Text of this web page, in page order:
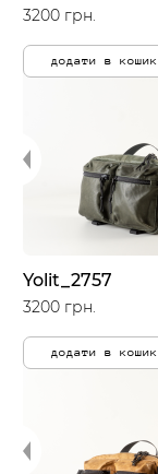
3200 грн.
додати в кошик
Yolit_2757
3200 грн.
додати в кошик